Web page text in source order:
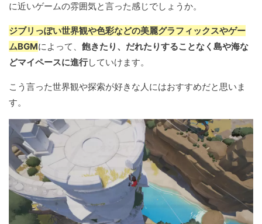
に近いゲームの雰囲気と言った感じでしょうか。
ジブリっぽい世界観や色彩などの美麗グラフィックスやゲー
ムBGMによって、 飽きたり、だれたりすることなく島や海な
どマイペースに進行していけます。
こう言った世界観や探索が好きな人にはおすすめだと思いま
す。